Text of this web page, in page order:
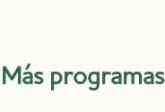
Más programas